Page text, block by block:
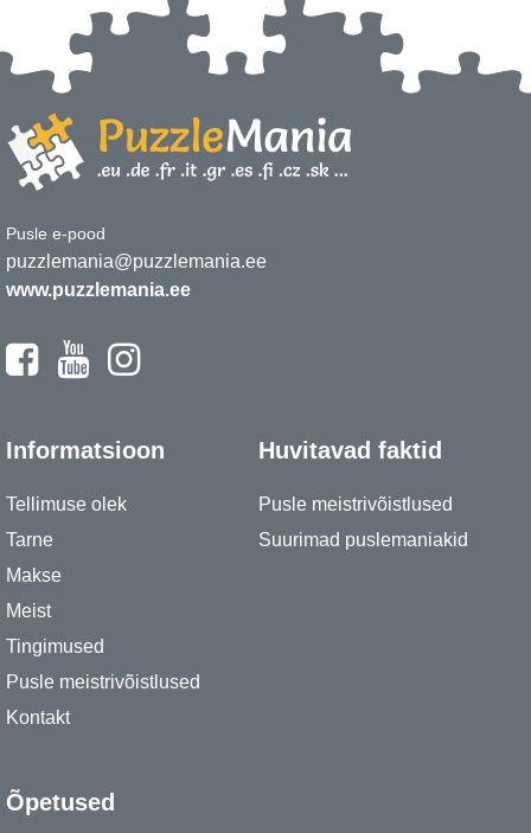
Pusle e-pood
puzzlemania@puzzlemania.ee
www.puzzlemania.ee
Informatsioon
Tellimuse olek
Tarne
Makse
Meist
Tingimused
Pusle meistrivõistlused
Kontakt
Huvitavad faktid
Pusle meistrivõistlused
Suurimad puslemaniakid
Õpetused